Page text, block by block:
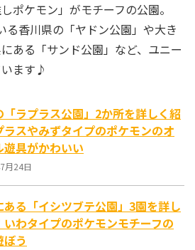
ポケモン」がモチーフの公園。
る香川県の「ヤドン公園」や大き
ある「サンド公園」など、ユニー
ます♪
「ラプラス公園」2か所を詳しく紹
ラスやみずタイプのポケモンのオ
遊具がかわいい
月24日
ある「イシツブテ公園」3園を詳し
いわタイプのポケモンモチーフの
ぼう